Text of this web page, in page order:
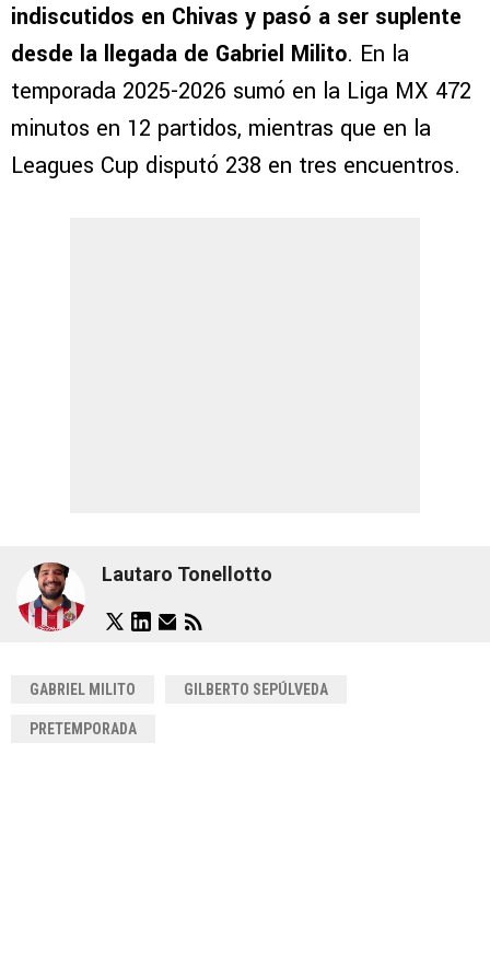
indiscutidos en Chivas y pasó a ser suplente
desde la llegada de Gabriel Milito. En la
temporada 2025-2026 sumó en la Liga MX 472
minutos en 12 partidos, mientras que en la
Leagues Cup disputó 238 en tres encuentros.
Lautaro Tonellotto
GABRIEL MILITO GILBERTO SEPÚLVEDA
PRETEMPORADA